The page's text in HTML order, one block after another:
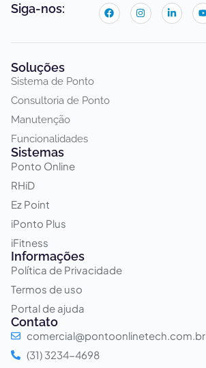
Siga-nos:
Soluções
Sistema de Ponto
Consultoria de Ponto
Manutenção
Funcionalidades
Sistemas
Ponto Online
RHiD
Ez Point
iPonto Plus
iFitness
Informações
Política de Privacidade
Termos de uso
Portal de ajuda
Contato
comercial@pontoonlinetech.com.br
(31) 3234-4698